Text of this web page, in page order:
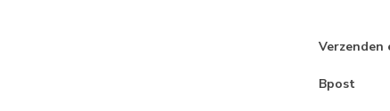
Bpost